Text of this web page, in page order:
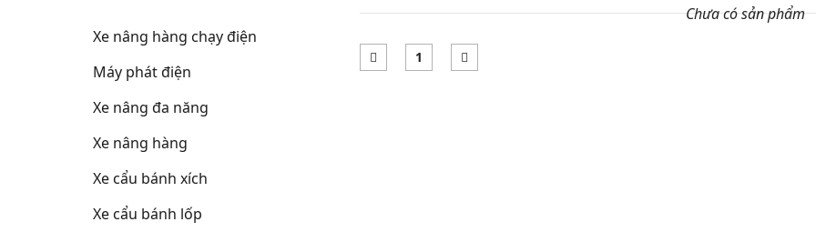
Xe nâng hàng chạy điện
Máy phát điện
Xe nâng đa năng
Xe nâng hàng
Xe cẩu bánh xích
Xe cẩu bánh lốp
Chưa có sản phẩm
1